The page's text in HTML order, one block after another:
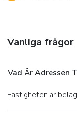
Vanliga frågor
Vad Är Adressen
Fastigheten är